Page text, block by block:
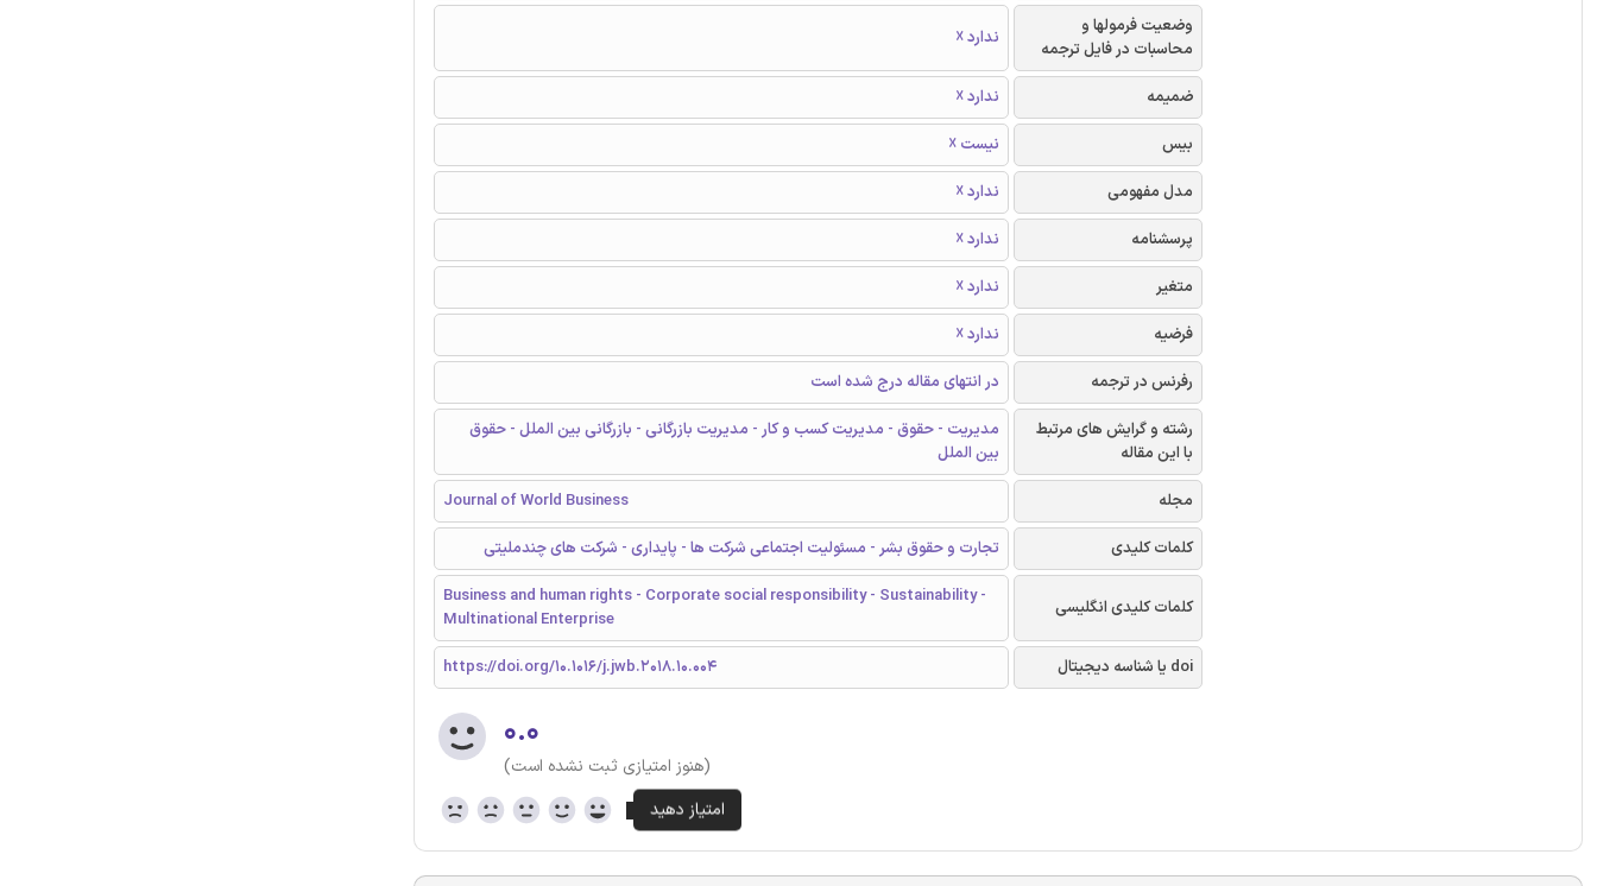
وضعیت فرمولها و
محاسبات در فایل ترجمه
ندارد ☓
ضمیمه
ندارد ☓
بیس
نیست ☓
مدل مفهومی
ندارد ☓
پرسشنامه
ندارد ☓
متغیر
ندارد ☓
فرضیه
ندارد ☓
رفرنس در ترجمه
در انتهای مقاله درج شده است
رشته و گرایش های مرتبط
با این مقاله
مدیریت - حقوق - مدیریت کسب و کار - مدیریت بازرگانی - بازرگانی بین الملل - حقوق
بین الملل
مجله
Journal of World Business
کلمات کلیدی
تجارت و حقوق بشر - مسئولیت اجتماعی شرکت ها - پایداری - شرکت های چندملیتی
کلمات کلیدی انگلیسی
Business and human rights - Corporate social responsibility - Sustainability -
Multinational Enterprise
doi یا شناسه دیجیتال
https://doi.org/10.1016/j.jwb.2018.10.004
۰.۰
(هنوز امتیازی ثبت نشده است)